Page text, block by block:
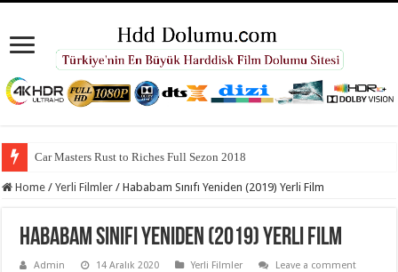
Car Masters Rust to Riches Full Sezon 2018
Home / Yerli Filmler / Hababam Sınıfı Yeniden (2019) Yerli Film
Hababam Sınıfı Yeniden (2019) Yerli Film
Admin 14 Aralık 2020 Yerli Filmler
Leave a comment